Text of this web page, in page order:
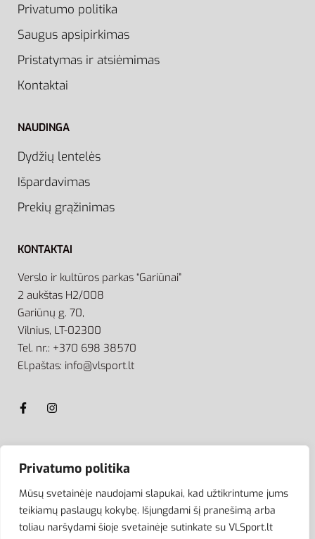
Privatumo politika
Mūsų svetainėje naudojami slapukai, kad užtikrintume jums
teikiamų paslaugų kokybę. Išjungdami šį pranešimą arba
toliau naršydami šioje svetainėje sutinkate su VLSport.lt
Privatumo politika
Saugus apsipirkimas
Pristatymas ir atsiėmimas
Kontaktai
NAUDINGA
Dydžių lentelės
Išpardavimas
Prekių grąžinimas
KONTAKTAI
Verslo ir kultūros parkas “Gariūnai”
2 aukštas H2/008
Gariūnų g. 70,
Vilnius, LT-02300
Tel. nr.: +370 698 38570
El.paštas: info@vlsport.lt